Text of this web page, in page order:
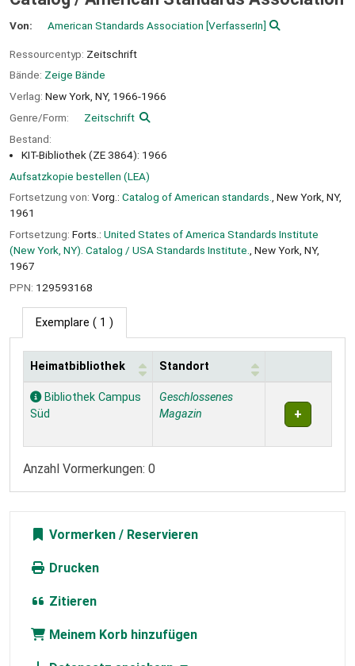
Von: American Standards Association [VerfasserIn]
Ressourcentyp: Zeitschrift
Bände: Zeige Bände
Verlag: New York, NY, 1966-1966
Genre/Form:
Zeitschrift
Bestand:
KIT-Bibliothek (ZE 3864): 1966
Aufsatzkopie bestellen (LEA)
Fortsetzung von: Vorg.: Catalog of American standards., New York, NY,
1961
Fortsetzung: Forts.: United States of America Standards Institute
(New York, NY). Catalog / USA Standards Institute.
, New York, NY,
1967
PPN: 129593168
Exemplare ( 1 )
Exemplare
Heimatbibliothek Standort
Bibliothek Campus
Süd
Geschlossenes
Magazin
Anzahl Vormerkungen: 0
Vormerken
Drucken
Zitieren
Meinem Korb hinzufügen